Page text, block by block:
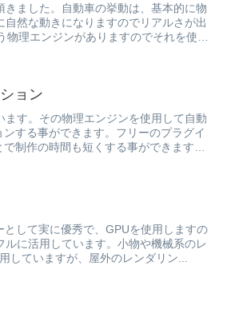
ました。自動車の挙動は、基本的に物
然な動きになりますのでリアルさが出
理エンジンがありますのでそれを使う
ョン
す。その物理エンジンを使用して自動
する事ができます。フリーのプラグイ
制作の時間も短くする事ができます。
して実に優秀で、GPUを使用しますの
に活用しています。小物や機械系のレ
していますが、屋外のレンダリン...